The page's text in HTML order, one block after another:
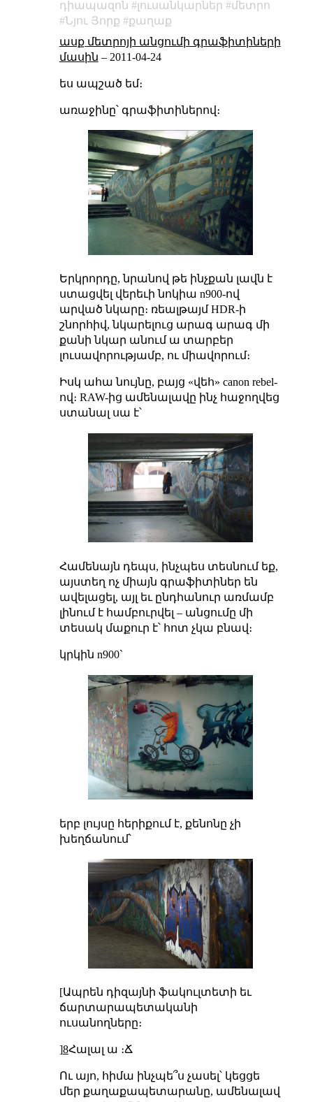
դիապազոն
լուսանկարներ
մետրո
Նյու Յորք
քաղաք
ասք մետրոյի անցումի գրաֆիտիների
մասին – 2011-04-24
ես ապշած եմ։
առաջինը՝ գրաֆիտիներով։
Երկրորդը, նրանով թե ինչքան լավն է
ստացվել վերեւի նոկիա n900-ով
արված նկարը։ ռեալթայմ HDR-ի
շնորհիվ, նկարելուց արագ արագ մի
քանի նկար անում ա տարբեր
լուսավորությամբ, ու միավորում։
Իսկ ահա նույնը, բայց «վեհ» canon rebel-
ով։ RAW-ից ամենալավը ինչ հաջողվեց
ստանալ սա է՝
Համենայն դեպս, ինչպես տեսնում եք,
այստեղ ոչ միայն գրաֆիտիներ են
ավելացել, այլ եւ ընդհանուր առմամբ
լինում է համբուրվել – անցումը մի
տեսակ մաքուր է՝ հոտ չկա բնավ։
կրկին n900`
երբ լույսը հերիքում է, քենոնը չի
խեղճանում՝
[Ապրեն դիզայնի ֆակուլտետի եւ
ճարտարապետականի
ուսանողները։
]8Հալալ ա ։Ճ
Ու այո, հիմա ինչպե՞ս չասել՝ կեցցե
մեր քաղաքապետարանը, ամենալավ